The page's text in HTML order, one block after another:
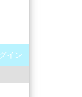
イン